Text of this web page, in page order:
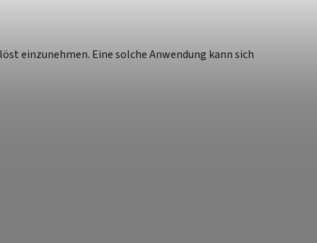
einzunehmen. Eine solche Anwendung kann sich